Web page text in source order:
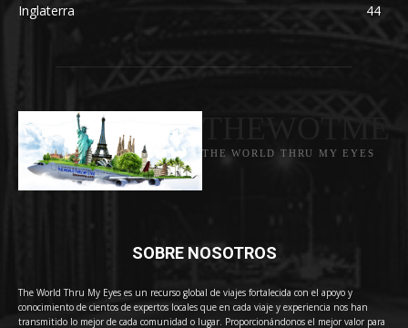
Inglaterra
44
THE WORLD THRU MY EYES
SOBRE NOSOTROS
The World Thru My Eyes es un recurso global de viajes fortalecida con el apoyo y
conocimiento de cientos de expertos locales que en cada viaje y experiencia nos han
transmitido lo mejor de cada comunidad o lugar. Proporcionándonos el mejor valor para